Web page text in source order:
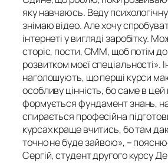
яку навчаюсь. Веду психологічну
знімаю відео. Але хочу
інтернеті у вигляді заробітку.
сторіс, пости, СММ, щоб потім
розвитком моєї спеціальності».
наголошують, що перші курси
особливу цінність, бо саме в цей
формується фундамент знань,
спирається професійна
курсах краще вчитись, бо там
точно не буде зайвою», –
Сергій, студент другого курсу